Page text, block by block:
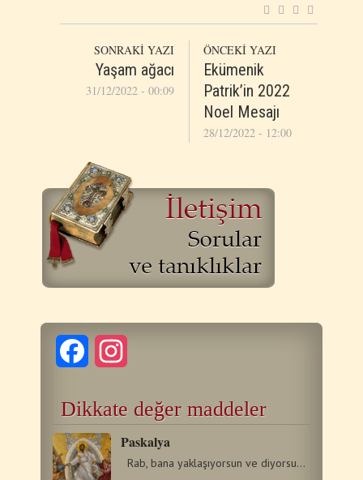
SONRAKİ YAZI
Yaşam ağacı
31/12/2022 - 00:09
ÖNCEKİ YAZI
Ekümenik
Patrik’in 2022
Noel Mesajı
28/12/2022 - 12:00
Facebook
Dikkate değer maddeler
Paskalya
Rab, bana yaklaşıyorsun ve diyorsun, tıpkı Yair'in…